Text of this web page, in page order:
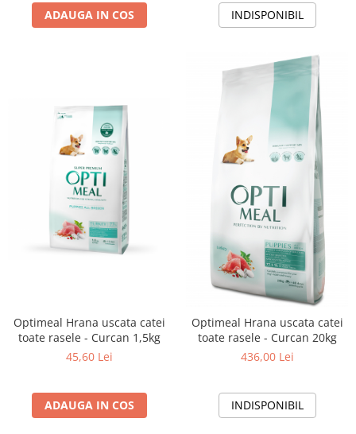
ADAUGA IN COS INDISPONIBIL
Optimeal Hrana uscata catei
toate rasele - Curcan 1,5kg
45,60 Lei
ADAUGA IN COS
Optimeal Hrana uscata catei
toate rasele - Curcan 20kg
436,00 Lei
INDISPONIBIL